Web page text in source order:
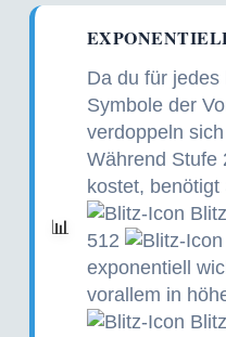
📊
Da du für
Symbole der
verdoppeln
Während Stufe
kostet,
512
exponentiell
vorallem in